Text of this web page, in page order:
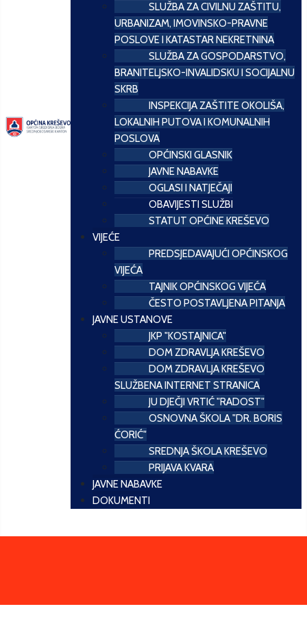
SLUŽBA ZA CIVILNU ZAŠTITU,
URBANIZAM, IMOVINSKO-PRAVNE
POSLOVE I KATASTAR NEKRETNINA
SLUŽBA ZA GOSPODARSTVO,
BRANITELJSKO-INVALIDSKU I SOCIJALNU
SKRB
INSPEKCIJA ZAŠTITE OKOLIŠA,
LOKALNIH PUTOVA I KOMUNALNIH
POSLOVA
OPĆINSKI GLASNIK
JAVNE NABAVKE
OGLASI I NATJEČAJI
OBAVIJESTI SLUŽBI
STATUT OPĆINE KREŠEVO
VIJEĆE
PREDSJEDAVAJUĆI OPĆINSKOG
VIJEĆA
TAJNIK OPĆINSKOG VIJEĆA
ČESTO POSTAVLJENA PITANJA
JAVNE USTANOVE
JKP "KOSTAJNICA"
DOM ZDRAVLJA KREŠEVO
DOM ZDRAVLJA KREŠEVO
SLUŽBENA INTERNET STRANICA
JU DJEČJI VRTIĆ "RADOST"
OSNOVNA ŠKOLA "DR. BORIS
ĆORIĆ"
SREDNJA ŠKOLA KREŠEVO
PRIJAVA KVARA
JAVNE NABAVKE
DOKUMENTI